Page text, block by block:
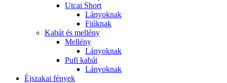
Utcai Short
Lányoknak
Fiúknak
Kabát és mellény
Mellény
Lányoknak
Pufi kabát
Lányoknak
Éjszakai fények